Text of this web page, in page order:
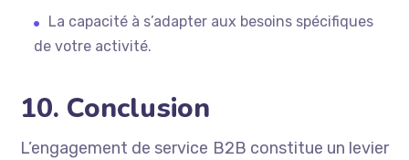
La capacité à s’adapter aux besoins spécifiques
de votre activité.
10. Conclusion
L’engagement de service B2B constitue un levier